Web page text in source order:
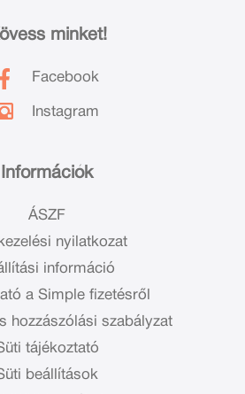
Információk
ÁSZF
nyilatkozat
információ
a Simple fizetésről
hozzászólási szabályzat
tájékoztató
beállítások
minket!
Facebook
Instagram